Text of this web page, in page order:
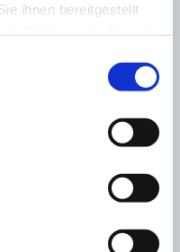
ihnen bereitgestellt
Bebaute Fläche